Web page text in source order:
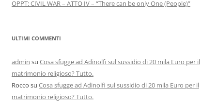
OPPT: CIVIL WAR – ATTO IV – “There can be only One (People)”
ULTIMI COMMENTI
admin su Cosa sfugge ad Adinolfi sul sussidio di 20 mila Euro per il
matrimonio religioso? Tutto.
Rocco su Cosa sfugge ad Adinolfi sul sussidio di 20 mila Euro per il
matrimonio religioso? Tutto.